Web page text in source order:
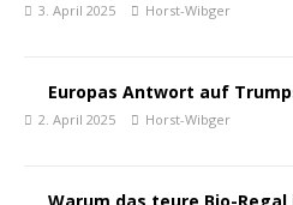
3. April 2025 Horst-Wibger
Europas Antwort auf
2. April 2025 Horst-Wibger